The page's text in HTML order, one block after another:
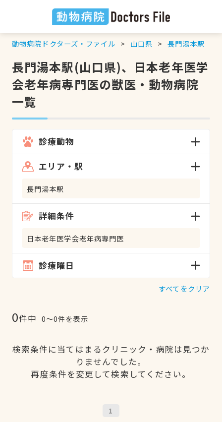
動物病院ドクターズ・ファイル 山口県 長門湯本駅
長門湯本駅(山口県)、日本老年医学
会老年病専門医の獣医・動物病院
一覧
診療動物
エリア・駅
長門湯本駅
詳細条件
日本老年医学会老年病専門医
診療曜日
すべてをクリア
0件中 0〜0件を表示
検索条件に当てはまるクリニック・病院は見つか
りませんでした。
再度条件を変更して検索してください。
1